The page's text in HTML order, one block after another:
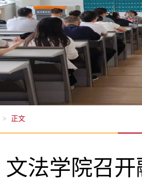
> 正文
文法学院召